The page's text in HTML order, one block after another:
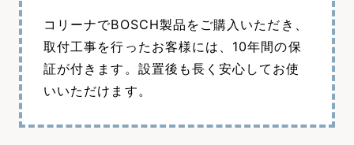
コリーナでBOSCH製品をご購入いただき、
取付工事を行ったお客様には、10年間の保
証が付きます。設置後も長く安心してお使
いいただけます。